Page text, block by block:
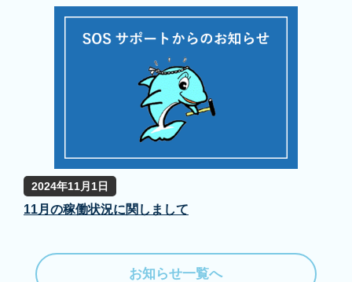
2024年11月1日
11月の稼働状況に関しまして
お知らせ一覧へ